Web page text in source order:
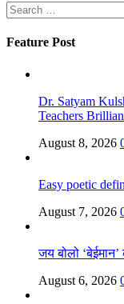
Search
for:
Feature Post
Dr. Satyam
Teachers
August 8, 2026
Easy poetic
August 7, 2026
जय बोलो ‘बेईमान’
August 6, 2026